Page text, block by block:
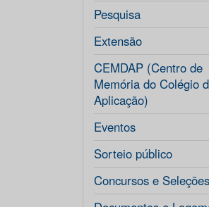
Pesquisa
Extensão
CEMDAP (Centro de
Memória do Colégio
Aplicação)
Eventos
Sorteio público
Concursos e Seleções